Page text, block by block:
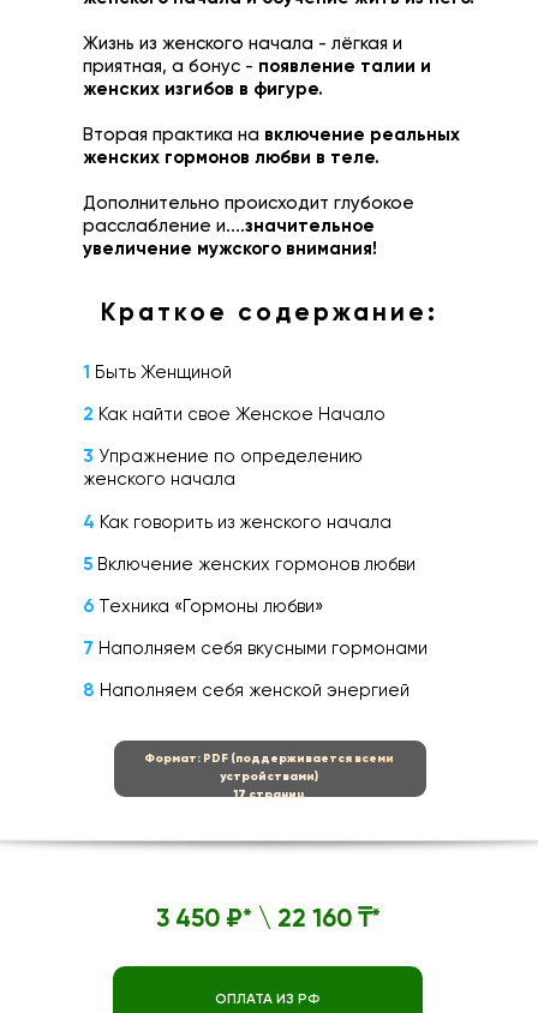
Формат: PDF (поддерживается всеми
устройствами)
17 страниц
Жизнь из женского начала - лёгкая и
приятная, а бонус - появление талии и
женских изгибов в фигуре.
Вторая практика на включение реальных
женских гормонов любви в теле.
Дополнительно происходит глубокое
расслабление и....значительное
увеличение мужского внимания!
1 Быть Женщиной
2 Как найти свое Женское Начало
3 Упражнение по определению
женского начала
4 Как говорить из женского начала
5 Включение женских гормонов любви
6 Техника «Гормоны любви»
Краткое содержание:
7 Наполняем себя вкусными гормонами
8 Наполняем себя женской энергией
3 450 ₽* \ 22 160 ₸*
ОПЛАТА ИЗ РФ